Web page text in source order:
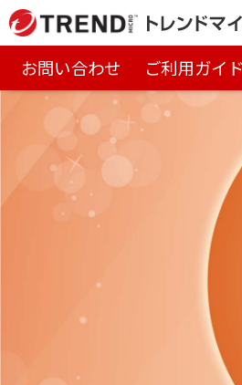
お問い合わせ ご利用ガイド